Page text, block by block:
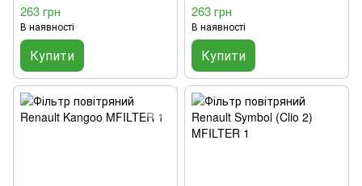
263 грн
В наявності
Купити
263 грн
В наявності
Купити